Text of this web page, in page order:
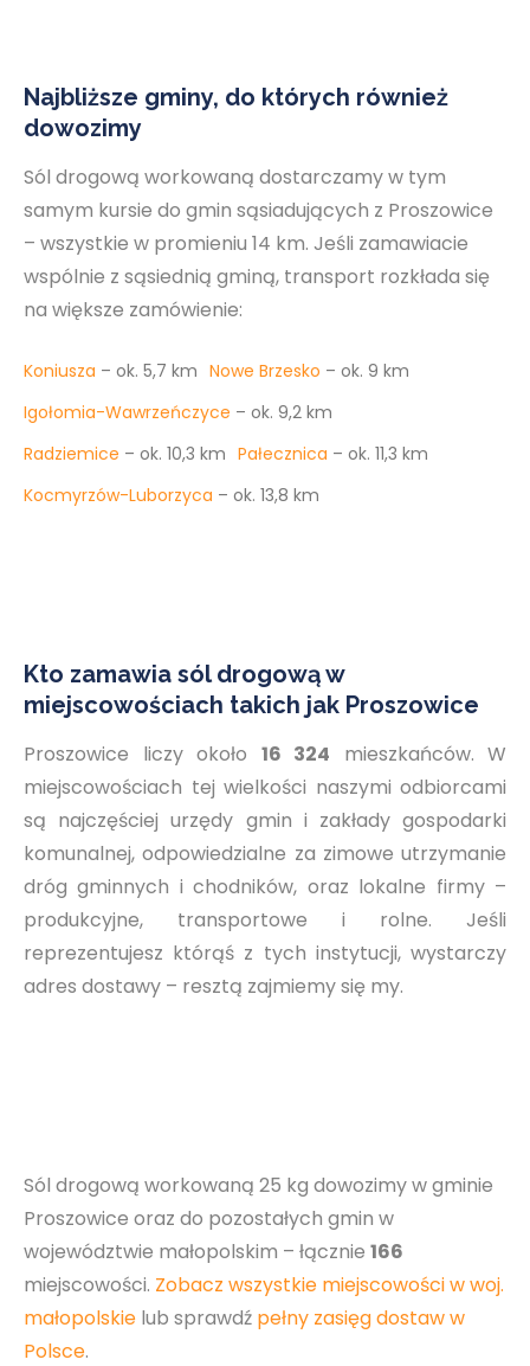
Najbliższe gminy, do których również
dowozimy
Sól drogową workowaną dostarczamy w tym
samym kursie do gmin sąsiadujących z Proszowice
– wszystkie w promieniu 14 km. Jeśli zamawiacie
wspólnie z sąsiednią gminą, transport rozkłada się
na większe zamówienie:
Koniusza – ok. 5,7 km Nowe Brzesko – ok. 9 km
Igołomia-Wawrzeńczyce – ok. 9,2 km
Radziemice – ok. 10,3 km Pałecznica – ok. 11,3 km
Kocmyrzów-Luborzyca – ok. 13,8 km
Kto zamawia sól drogową w
miejscowościach takich jak Proszowice
Proszowice liczy około 16 324 mieszkańców. W
miejscowościach tej wielkości naszymi odbiorcami
są najczęściej urzędy gmin i zakłady gospodarki
komunalnej, odpowiedzialne za zimowe utrzymanie
dróg gminnych i chodników, oraz lokalne firmy –
produkcyjne, transportowe i rolne. Jeśli
reprezentujesz którąś z tych instytucji, wystarczy
adres dostawy – resztą zajmiemy się my.
Sól drogową workowaną 25 kg dowozimy w gminie
Proszowice oraz do pozostałych gmin w
województwie małopolskim – łącznie 166
miejscowości. Zobacz wszystkie miejscowości w woj.
małopolskie lub sprawdź pełny zasięg dostaw w
Polsce.